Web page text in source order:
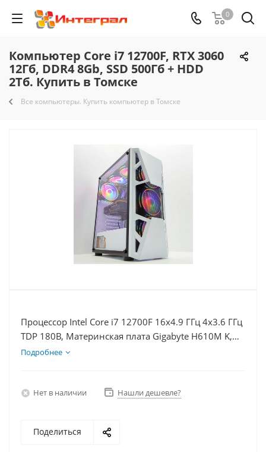
0
Компьютер Core i7 12700F, RTX 3060
12Гб, DDR4 8Gb, SSD 500Гб + HDD
2Тб. Купить в Томске
Все компьютеры. Купить компьютер в Томске
Процессор Intel Core i7 12700F 16x4.9 ГГц 4x3.6 ГГц
TDP 180В, Материнская плата Gigabyte H610M K,
Видеокарта RTX 3060 12Гб, Память DDR4 8Gb,
Подробнее
Нет в наличии Нашли дешевле?
Поделиться